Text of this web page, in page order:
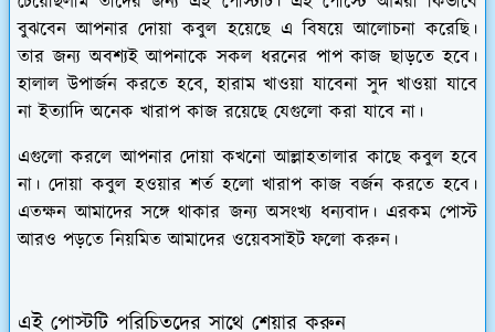
বুঝবেন আপনার দোয়া কবুল হয়েছে এ বিষয়ে আলোচনা করেছি।
তার জন্য অবশ্যই আপনাকে সকল ধরনের পাপ কাজ ছাড়তে হবে।
হালাল উপার্জন করতে হবে, হারাম খাওয়া যাবেনা সুদ খাওয়া যাবে
না ইত্যাদি অনেক খারাপ কাজ রয়েছে যেগুলো করা যাবে না।
এগুলো করলে আপনার দোয়া কখনো আল্লাহতালার কাছে কবুল হবে
না। দোয়া কবুল হওয়ার শর্ত হলো খারাপ কাজ বর্জন করতে হবে।
এতক্ষন আমাদের সঙ্গে থাকার জন্য অসংখ্য ধন্যবাদ। এরকম পোস্ট
আরও পড়তে নিয়মিত আমাদের ওয়েবসাইট ফলো করুন।
এই পোস্টটি পরিচিতদের সাথে শেয়ার করুন